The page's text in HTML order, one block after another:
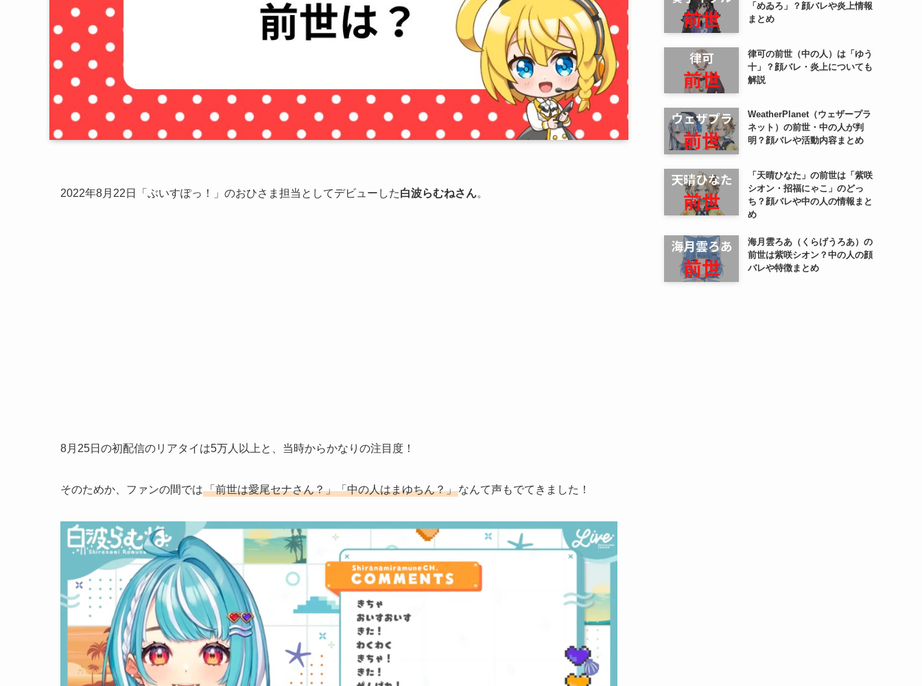
2022年8月22日「ぶいすぽっ！」のおひさま担当としてデビューした白波らむねさん。
8月25日の初配信のリアタイは5万人以上と、当時からかなりの注目度！
そのためか、ファンの間では「前世は愛尾セナさん？」「中の人はまゆちん？」なんて声もでてきました！
「めゐろ」？顔バレや炎上情報
まとめ
律可の前世（中の人）は「ゆう
十」？顔バレ・炎上についても
解説
WeatherPlanet（ウェザープラ
ネット）の前世・中の人が判
明？顔バレや活動内容まとめ
「天晴ひなた」の前世は「紫咲
シオン・招福にゃこ」のどっ
ち？顔バレや中の人の情報まと
め
海月雲ろあ（くらげうろあ）の
前世は紫咲シオン？中の人の顔
バレや特徴まとめ